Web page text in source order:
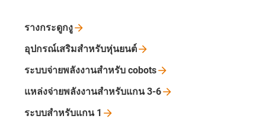
รางกระดูกงู
อุปกรณ์เสริมสำหรับหุ่นยนต์
ระบบจ่ายพลังงานสำหรับ cobots
แหล่งจ่ายพลังงานสำหรับแกน3-6
ระบบสำหรับแกน 1